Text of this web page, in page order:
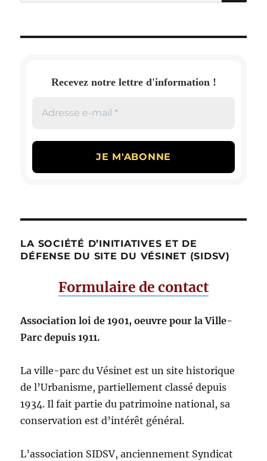
Recevez notre lettre d'information !
LA SOCIÉTÉ D’INITIATIVES ET DE
DÉFENSE DU SITE DU VÉSINET (SIDSV)
Formulaire de contact
Association loi de 1901, oeuvre pour la Ville-
Parc depuis 1911.
La ville-parc du Vésinet est un site historique
de l’Urbanisme, partiellement classé depuis
1934. Il fait partie du patrimoine national, sa
conservation est d’intérêt général.
L’association SIDSV, anciennement Syndicat